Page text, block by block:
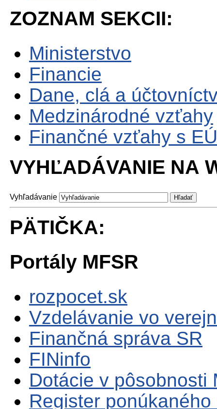
ZOZNAM SEKCII:
Ministerstvo
Financie
Dane, clá a
Medzinárodné vzťahy
Finančné vzťahy s EÚ
VYHĽADÁVANIE NA
Vyhľadávanie
PÄTIČKA:
Portály MFSR
rozpocet.sk
Vzdelávanie vo
Finančná správa SR
FINinfo
Dotácie v pôsobnosti
Register